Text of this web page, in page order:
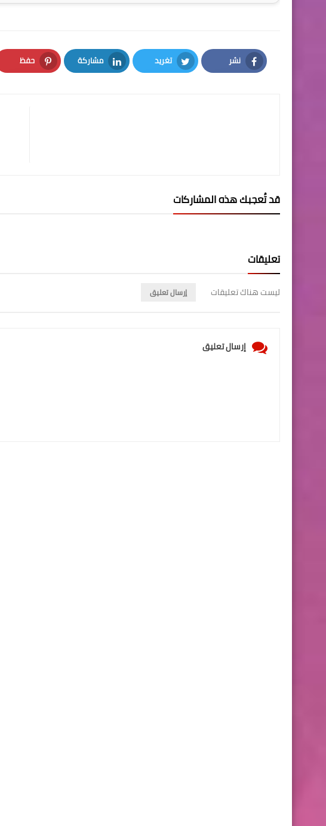
نشر
Facebook
تغريد
Twitter
مشاركة
LinkedIn
حفظ
Pinterest
قد تُعجبك هذه المشاركات
تعليقات
ليست هناك تعليقات إرسال تعليق
إرسال تعليق